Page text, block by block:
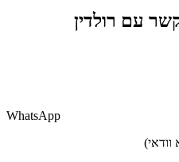
קשר עם רולדין
WhatsApp
וודאי)